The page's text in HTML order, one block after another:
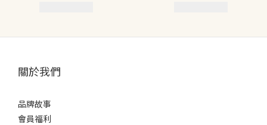
關於我們
品牌故事
會員福利